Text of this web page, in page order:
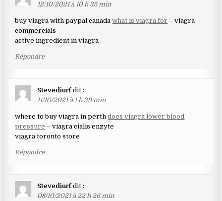
12/10/2021 à 10 h 35 min
buy viagra with paypal canadawhat is viagra for – viagra
commercials
active ingredient in viagra
Répondre
Stevediurf dit :
11/10/2021 à 1 h 39 min
where to buy viagra in perthdoes viagra lower blood
pressure – viagra cialis enzyte
viagra toronto store
Répondre
Stevediurf dit :
08/10/2021 à 22 h 26 min